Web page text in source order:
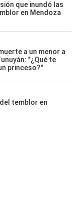
que inundó las
en Mendoza
a un menor a
"¿Qué te
princeso?"
temblor en